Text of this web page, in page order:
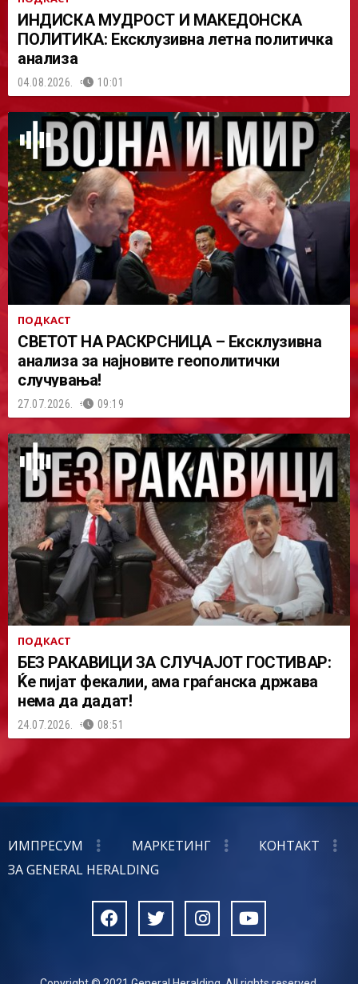
ИНДИСКА МУДРОСТ И МАКЕДОНСКА
ПОЛИТИКА: Ексклузивна летна политичка
анализа
04.08.2026. 10:01
ПОДКАСТ
СВЕТОТ НА РАСКРСНИЦА – Ексклузивна
анализа за најновите геополитички
случувања!
27.07.2026. 09:19
ПОДКАСТ
БЕЗ РАКАВИЦИ ЗА СЛУЧАЈОТ ГОСТИВАР:
Ќе пијат фекалии, ама граѓанска држава
нема да дадат!
24.07.2026. 08:51
ИМПРЕСУМ МАРКЕТИНГ
КОНТАКТ
ЗА GENERAL HERALDING